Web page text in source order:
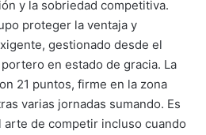
y la sobriedad competitiva.
proteger la ventaja y
gestionado desde el
en estado de gracia. La
21 puntos, firme en la zona
varias jornadas sumando. Es
arte de competir incluso cuando